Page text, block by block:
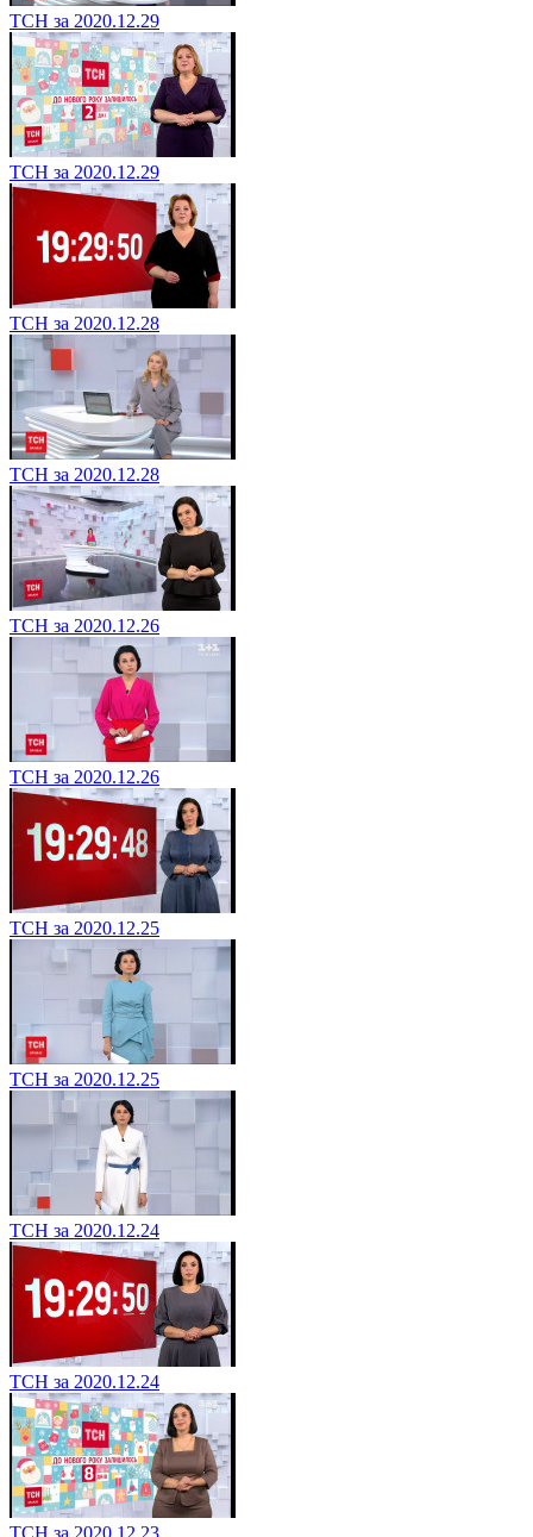
ТСН за 2020.12.29
ТСН за 2020.12.29
ТСН за 2020.12.28
ТСН за 2020.12.28
ТСН за 2020.12.26
ТСН за 2020.12.26
ТСН за 2020.12.25
ТСН за 2020.12.25
ТСН за 2020.12.24
ТСН за 2020.12.24
ТСН за 2020.12.23